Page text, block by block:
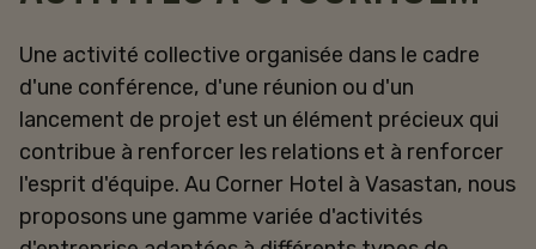
Une activité collective organisée dans le cadre
d'une conférence, d'une réunion ou d'un
lancement de projet est un élément précieux qui
contribue à renforcer les relations et à renforcer
l'esprit d'équipe. Au Corner Hotel à Vasastan, nous
proposons une gamme variée d'activités